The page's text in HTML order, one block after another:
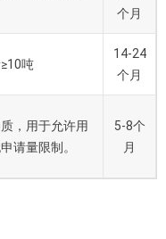
个月
吨
14-24
个月
，用于允许用
请量限制。
5-8个
月